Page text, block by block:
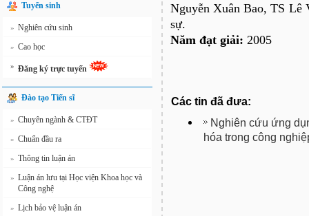
Tuyển sinh
» Nghiên cứu sinh
» Cao học
» Đăng ký trực tuyến
Đào tạo Tiến sĩ
» Chuyên ngành & CTĐT
» Chuẩn đầu ra
» Thông tin luận án
» Luận án lưu tại Học viện Khoa học và
Công nghệ
» Lịch bảo vệ luận án
Nguyễn Xuân Bao, TS Lê
sự.
Năm đạt giải: 2005
Các tin đã đưa:
Nghiên cứu ứng
hóa trong công